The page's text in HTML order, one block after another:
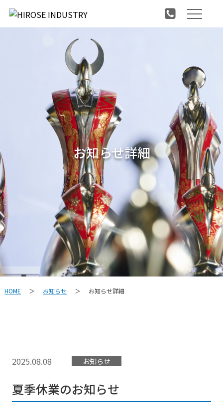
お知らせ詳細
HOME ＞ お知らせ ＞ お知らせ詳細
2025.08.08 お知らせ
夏季休業のお知らせ